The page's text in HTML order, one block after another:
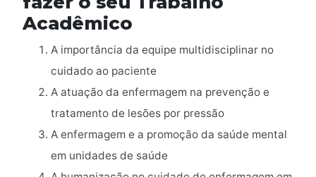
Acadêmico
A importância da equipe multidisciplinar no
cuidado ao paciente
A atuação da enfermagem na prevenção e
tratamento de lesões por pressão
A enfermagem e a promoção da saúde mental
em unidades de saúde